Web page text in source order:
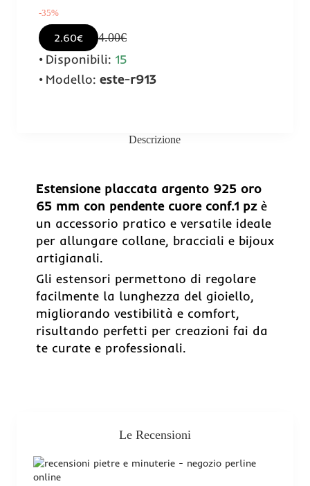
-35%
-35%
2.60€ 4.00€
Disponibili: 15
Modello: este-r913
Descrizione
Estensione placcata argento 925 oro
65 mm con pendente cuore conf.1 pzè
un accessorio pratico e versatile ideale
per allungare collane, bracciali e bijoux
artigianali.
Gli estensori permettono di regolare
facilmente la lunghezza del gioiello,
migliorando vestibilità e comfort,
risultando perfetti per creazioni fai da
te curate e professionali.
Le Recensioni